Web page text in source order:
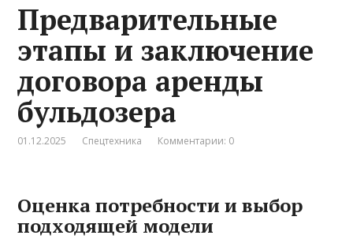
Предварительные
этапы и заключение
договора аренды
бульдозера
01.12.2025 Спецтехника Комментарии: 0
Оценка потребности и выбор
подходящей модели